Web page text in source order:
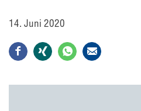
14. Juni 2020